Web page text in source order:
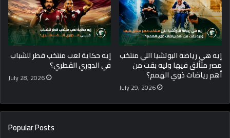
إيه هي رياضة البوتشيا اللي منتخب
مصر متألق فيها وليه بقت من
أهم رياضات ذوي الهمم؟
July 29, 2026
إيه حكاية لعب منتخب قطر للشباب
في الدوري القطري؟
July 28, 2026
Popular Posts